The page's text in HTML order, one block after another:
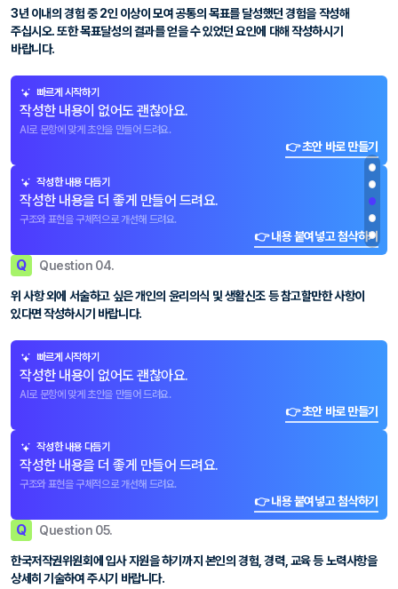
3년 이내의 경험 중 2인 이상이 모여 공통의 목표를 달성했던 경험을 작성해
주십시오. 또한 목표달성의 결과를 얻을 수 있었던 요인에 대해 작성하시기
바랍니다.
빠르게 시작하기
작성한 내용이 없어도 괜찮아요.
AI로 문항에 맞게 초안을 만들어 드려요.
👉 초안 바로 만들기
작성한 내용 다듬기
작성한 내용을 더 좋게 만들어 드려요.
구조와 표현을 구체적으로 개선해 드려요.
👉 내용 붙여넣고 첨삭하기
Q Question 04.
위 사항 외에 서술하고 싶은 개인의 윤리의식 및 생활신조 등 참고할만한 사항이
있다면 작성하시기 바랍니다.
빠르게 시작하기
작성한 내용이 없어도 괜찮아요.
AI로 문항에 맞게 초안을 만들어 드려요.
👉 초안 바로 만들기
작성한 내용 다듬기
작성한 내용을 더 좋게 만들어 드려요.
구조와 표현을 구체적으로 개선해 드려요.
👉 내용 붙여넣고 첨삭하기
Q Question 05.
한국저작권위원회에 입사 지원을 하기까지 본인의 경험, 경력, 교육 등 노력사항을
상세히 기술하여 주시기 바랍니다.